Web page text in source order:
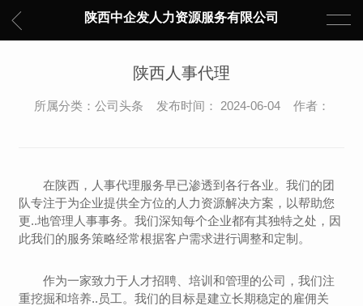
陕西中企发人力资源服务有限公司
陕西人事代理
所属分类：公司头条 发布时间： 2024-06-04 作者：
在陕西，人事代理服务早已渗透到各行各业。我们的团
队专注于为企业提供全方位的人力资源解决方案，以帮助您
更..地管理人事事务。我们深知每个企业都有其独特之处，因
此我们的服务策略经常根据客户需求进行调整和定制。
作为一家致力于人才招聘、培训和管理的公司，我们注
重挖掘和培养..员工。我们的目标是建立长期稳定的雇佣关